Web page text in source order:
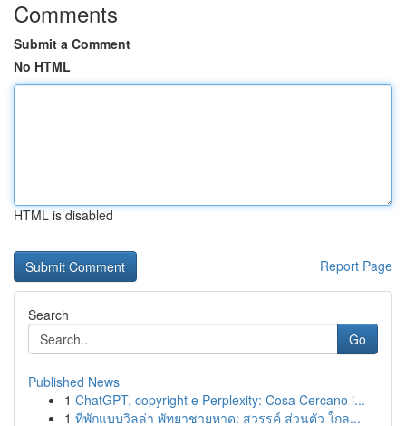
Comments
Submit a Comment
No HTML
HTML is disabled
Report Page
Search
Go
Published News
1 ChatGPT, copyright e Perplexity: Cosa Cercano i...
1 ที่พักแบบวิลล่า พัทยาชายหาด: สวรรค์ ส่วนตัว ใกล...